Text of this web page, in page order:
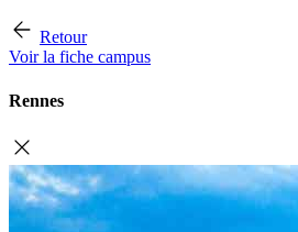
Retour
Voir la fiche campus
Rennes